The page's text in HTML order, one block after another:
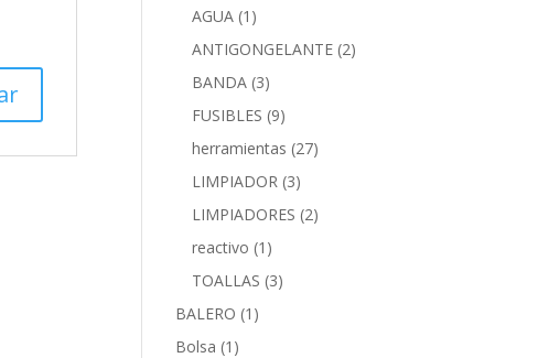
AGUA (1)
ANTIGONGELANTE (2)
BANDA (3)
FUSIBLES (9)
herramientas (27)
LIMPIADOR (3)
LIMPIADORES (2)
reactivo (1)
TOALLAS (3)
BALERO (1)
Bolsa (1)